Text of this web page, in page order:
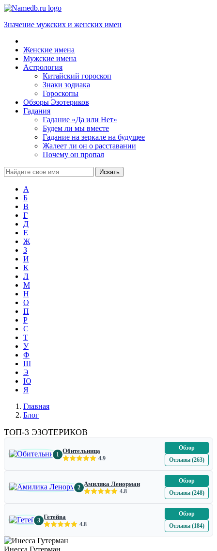
Значение мужских и женских имен
Женские имена
Мужские имена
Астрология
Китайский гороскоп
Знаки зодиака
Гороскопы
Обзоры Эзотериков
Гадания
Гадание «Да или Нет»
Будем ли мы вместе
Гадание на зеркале на будущее
Жалеет ли он о расставании
Почему он пропал
А
Б
В
Г
Д
Е
Ж
З
И
К
Л
М
Н
О
П
Р
С
Т
У
Ф
Ш
Э
Ю
Я
Главная
Блог
ТОП-3 ЭЗОТЕРИКОВ
1 Обительница
4.9
Обзор
Отзывы (263)
2 Амилика Ленорман
4.8
Обзор
Отзывы (248)
3 Гетейва
4.8
Обзор
Отзывы (184)
Инесса Гутерман